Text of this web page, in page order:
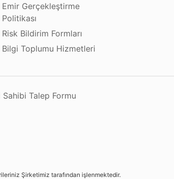
Emir Gerçekleştirme
Politikası
Risk Bildirim Formları
Bilgi Toplumu Hizmetleri
Sahibi Talep Formu
Şirketimiz tarafından işlenmektedir.